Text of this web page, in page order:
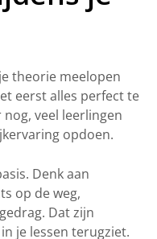
theorie meelopen
eerst alles perfect te
veel leerlingen
opdoen.
Denk aan
op de weg,
Dat zijn
je lessen terugziet.